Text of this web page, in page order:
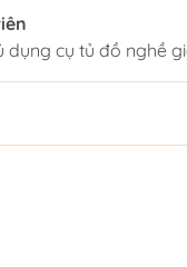
dụng cụ tủ đồ nghề